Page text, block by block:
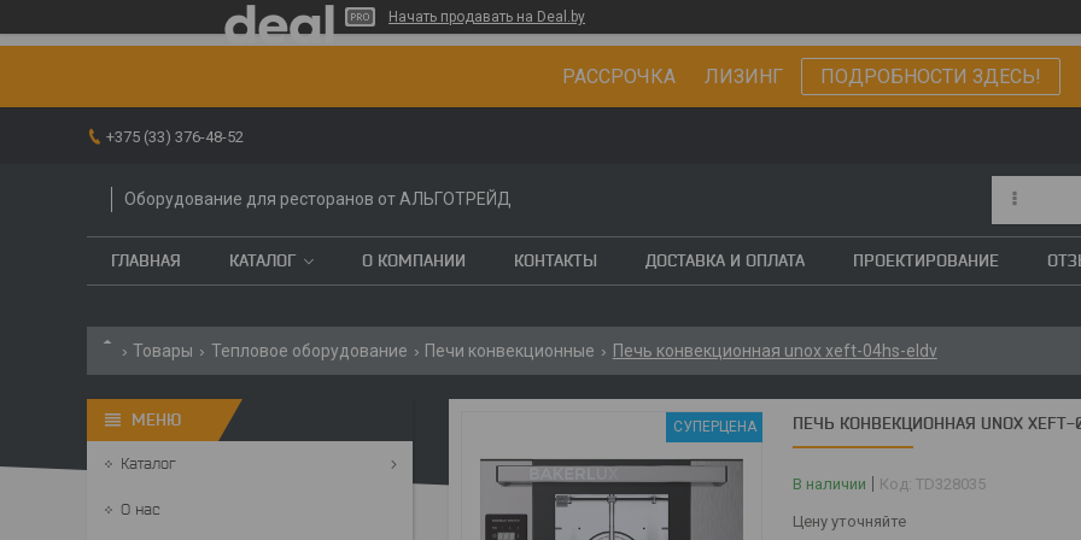
Начать продавать на Deal.by
РАССРОЧКА ЛИЗИНГ ПОДРОБНОСТИ ЗДЕСЬ!
+375 (33) 376-48-52
Оборудование для ресторанов от АЛЬГОТРЕЙД
ГЛАВНАЯ КАТАЛОГ О КОМПАНИИ КОНТАКТЫ ДОСТАВКА И ОПЛАТА ПРОЕКТИРОВАНИЕ
Товары Тепловое оборудование Печи конвекционные Печь конвекционная unox xeft-04hs-eldv
СУПЕРЦЕНА ПЕЧЬ КОНВЕКЦИОННАЯ UNOX XEFT-
В наличии Код: TD328035
Цену уточняйте
Каталог
О нас